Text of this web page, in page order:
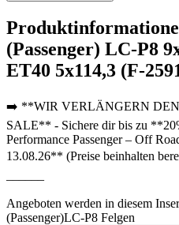
(Passenger) LC-P8
ET40 5x114,3 (F-
➡️ **WIR VERLÄNGERN
SALE** - Sichere dir bis zu
Performance Passenger – Off
13.08.26** (Preise beinhalten
Angeboten werden in diesem
(Passenger)LC-P8 Felgen